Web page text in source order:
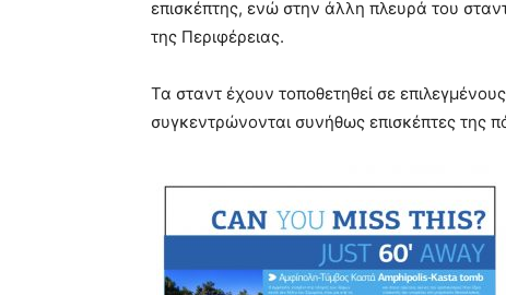
επισκέπτης, ενώ στην άλλη πλευρά του
της Περιφέρειας.
Τα σταντ έχουν τοποθετηθεί σε
συγκεντρώνονται συνήθως επισκέπτες της